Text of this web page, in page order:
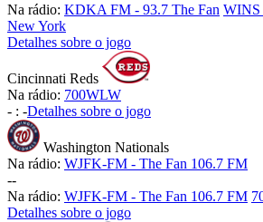
Na rádio: KDKA FM - 93.7 The Fan WINS
New York
Detalhes sobre o jogo
Cincinnati Reds
Na rádio: 700WLW
- : -Detalhes sobre o jogo
Washington Nationals
Na rádio: WJFK-FM - The Fan 106.7 FM
--
Na rádio: WJFK-FM - The Fan 106.7 FM
Detalhes sobre o jogo